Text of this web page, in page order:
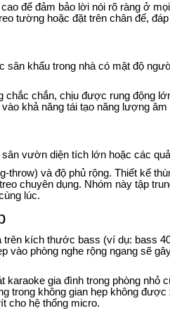
để đảm bảo lời nói rõ ràng ở
tường hoặc đặt trên chân đế,
sân khấu trong nhà có mật độ
chắc chắn, chịu được rung động
khả năng tái tạo năng lượng
vườn diện tích lớn hoặc các
throw) và độ phủ rộng. Thiết kế
chuyên dụng. Nhóm này tập
lúc.
kích thước bass (ví dụ: bass
vào phòng nghe rộng ngang sẽ
karaoke gia đình trong phòng nhỏ
trong không gian hẹp không
cho hệ thống micro.